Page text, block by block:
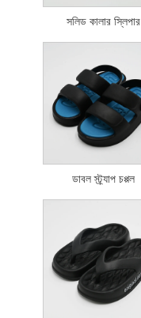
সলিড কালার স্লিপার
ডাবল স্ট্র্যাপ চপ্পল